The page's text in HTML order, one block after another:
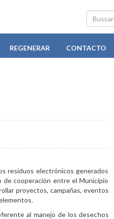
Buscar
REGENERAR CONTACTO
residuos electrónicos generados
de cooperación entre el Municipio
proyectos, campañas, eventos
al manejo de los desechos